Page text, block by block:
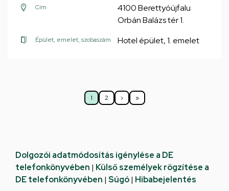
Cím
4100 Berettyóújfalu
Orbán Balázs tér 1.
Épület, emelet, szobaszám Hotel épület, 1. emelet
Jelenlegi
1
Oldal
2
Következő
›
Utolsó
»
Dolgozói adatmódosítás igénylése a DE
telefonkönyvében | Külső személyek rögzítése a
DE telefonkönyvében | Súgó| Hibabejelentés